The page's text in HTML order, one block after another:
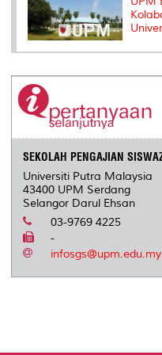
SEKOLAH PENGAJIAN
Universiti Putra Malaysia
43400 UPM Serdang
Selangor Darul Ehsan
03-9769 4225
-
infosgs@upm.edu.my